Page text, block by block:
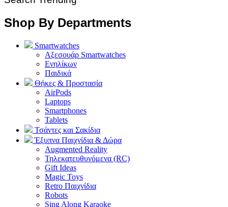
Shop By Departments
Smartwatches
Αξεσουάρ Smartwatches
Ενηλίκων
Παιδικά
Θήκες & Προστασία
AirPods
Laptops
Smartphones
Tablets
Τσάντες και Σακίδια
Έξυπνα Παιχνίδια & Δώρα
Augmented Reality
Τηλεκατευθυνόμενα (RC)
Gift Ideas
Magic Toys
Retro Παιχνίδια
Robots
Sing Along Karaoke